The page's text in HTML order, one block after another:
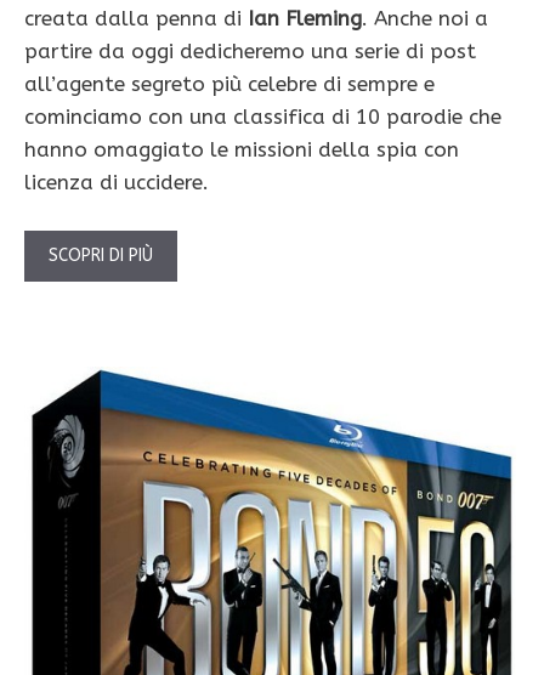
creata dalla penna di Ian Fleming. Anche noi a
partire da oggi dedicheremo una serie di post
all’agente segreto più celebre di sempre e
cominciamo con una classifica di 10 parodie che
hanno omaggiato le missioni della spia con
licenza di uccidere.
SCOPRI DI PIÙ